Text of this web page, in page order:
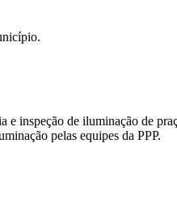
e inspeção de iluminação de
pelas equipes da PPP.